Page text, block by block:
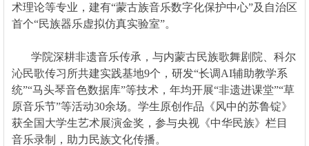
术理论等专业，建有“蒙古族音乐数字化保护中心”及自治区
首个“民族器乐虚拟仿真实验室”。
学院深耕非遗音乐传承，与内蒙古民族歌舞剧院、科尔
沁民歌传习所共建实践基地9个，研发“长调AI辅助教学系
统”“马头琴音色数据库”等技术，年均开展“非遗进课堂”“草
原音乐节”等活动30余场。学生原创作品《风中的苏鲁锭》
获全国大学生艺术展演金奖，参与央视《中华民族》栏目
音乐录制，助力民族文化传播。